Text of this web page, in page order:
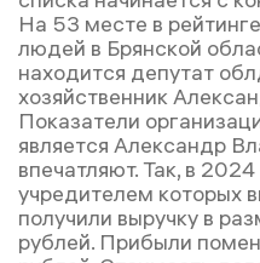
На 53 месте в
людей в Брянской
находится депутат
хозяйственник
Показатели
является Александр
впечатляют. Так, в
учредителем которых
получили выручку в
рублей. Прибыли